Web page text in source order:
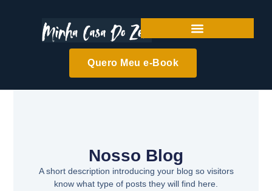
Quero Meu e-Book
Nosso Blog
A short description introducing your blog so visitors
know what type of posts they will find here.